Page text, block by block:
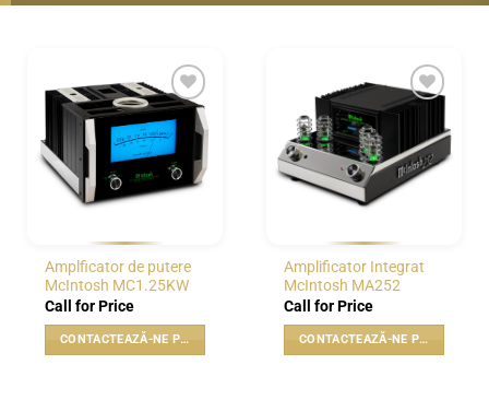
WISHLIST
Amplficator de putere
McIntosh MC1.25KW
Call for Price
CONTACTEAZĂ-NE PENTRU PREȚ
WISHLIST
Amplificator Integrat
McIntosh MA252
Call for Price
CONTACTEAZĂ-NE PENTRU PREȚ